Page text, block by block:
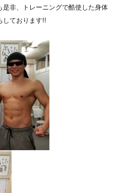
非、トレーニングで酷使した身体
しております!!